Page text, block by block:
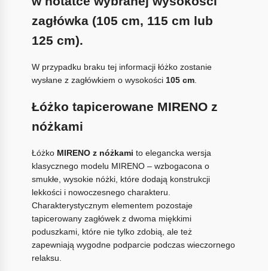
zagłówka (105 cm, 115 cm lub
125 cm).
W przypadku braku tej informacji łóżko zostanie
wysłane z zagłówkiem o wysokości 105 cm.
Łóżko tapicerowane MIRENO z
nóżkami
Łóżko MIRENO z nóżkami to elegancka wersja
klasycznego modelu MIRENO – wzbogacona o
smukłe, wysokie nóżki, które dodają konstrukcji
lekkości i nowoczesnego charakteru.
Charakterystycznym elementem pozostaje
tapicerowany zagłówek z dwoma miękkimi
poduszkami, które nie tylko zdobią, ale też
zapewniają wygodne podparcie podczas wieczornego
relaksu.